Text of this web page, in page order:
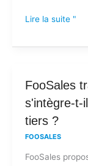
y
des
frais
cachés
?
Lire la suite "
FooSales
s'intègre-t-
tiers ?
FOOSALES
FooSales
FooSales
traite-
t-
paiements